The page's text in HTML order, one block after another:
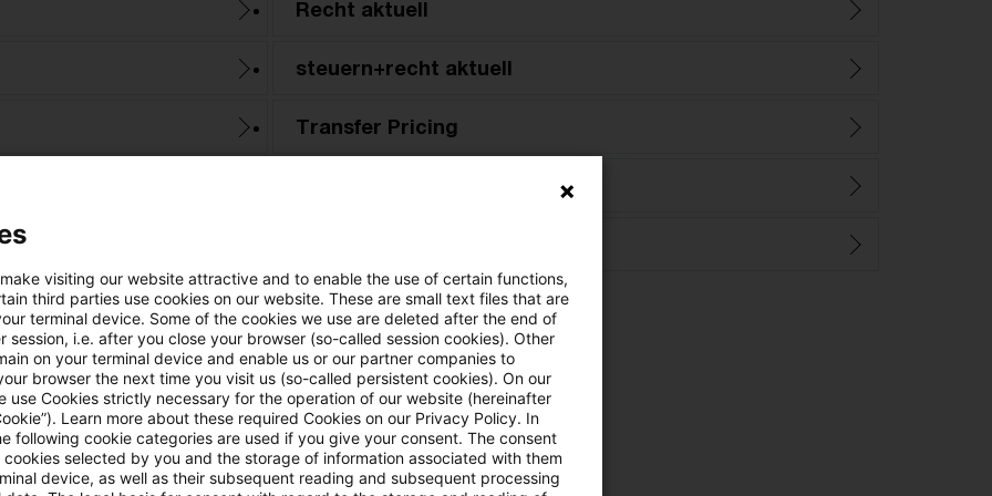
Recht aktuell
steuern+recht aktuell
Transfer Pricing
visiting our website attractive and to enable the use of certain functions,
third parties use cookies on our website. These are small text files that are
terminal device. Some of the cookies we use are deleted after the end of
session, i.e. after you close your browser (so-called session cookies). Other
on your terminal device and enable us or our partner companies to
browser the next time you visit us (so-called persistent cookies). On our
use Cookies strictly necessary for the operation of our website (hereinafter
Learn more about these required Cookies on our Privacy Policy. In
following cookie categories are used if you give your consent. The consent
cookies selected by you and the storage of information associated with them
device, as well as their subsequent reading and subsequent processing